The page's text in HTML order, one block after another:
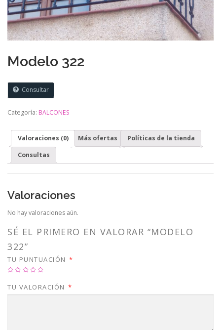
Modelo 322
Consultar
Categoría: BALCONES
Valoraciones (0) Más ofertas Políticas de la tienda
Consultas
Valoraciones
No hay valoraciones aún.
SÉ EL PRIMERO EN VALORAR “MODELO
322”
TU PUNTUACIÓN *
TU VALORACIÓN *